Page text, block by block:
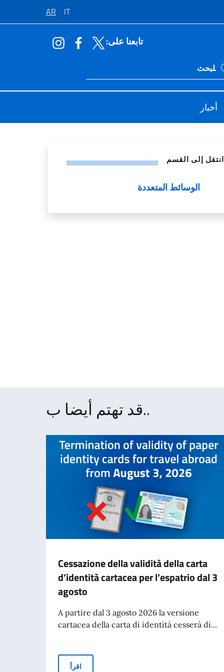
IT
AR
تابعنا على:
Ricerca sito
أخبار
انتقل إلى القسم
الوسائط المتعددة
قد تهتم أيضا ب..
Cessazione della validità della carta
d’identità cartacea per l’espatrio dal 3
agosto
A partire dal 3 agosto 2026 la versione
cartacea della carta di identità cesserà di...
اقرأCessazione della validità della carta d’identità